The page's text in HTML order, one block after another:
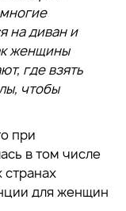
на диван и
женщины
где взять
чтобы
при
в том числе
для женщин